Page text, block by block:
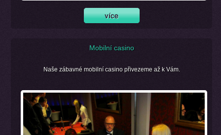
Mobilní casino
Naše zábavné mobilní casino přivezeme až k Vám.